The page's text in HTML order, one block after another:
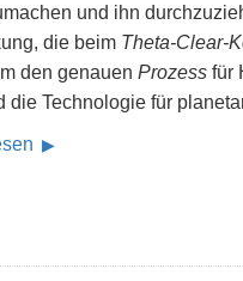
und ihn
die beim Theta-Clear-
den genauen Prozess für
die Technologie für